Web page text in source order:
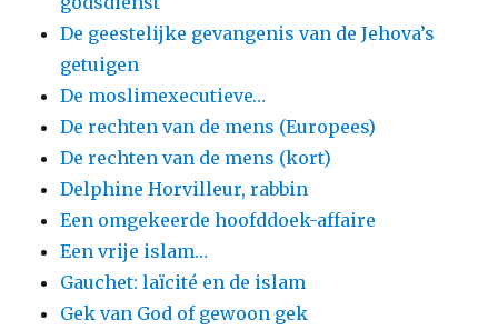
De geestelijke gevangenis van de Jehova’s
getuigen
De moslimexecutieve…
De rechten van de mens (Europees)
De rechten van de mens (kort)
Delphine Horvilleur, rabbin
Een omgekeerde hoofddoek-affaire
Een vrije islam…
Gauchet: laïcité en de islam
Gek van God of gewoon gek